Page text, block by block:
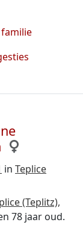
in Teplice
(Teplitz),
78 jaar oud.